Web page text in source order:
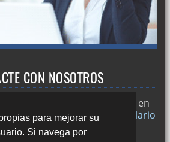
para mejorar su
Si navega por
CON NOSOTROS
y si desea puede ponerse en
a través de nuestro
formulario
o llamándonos al: